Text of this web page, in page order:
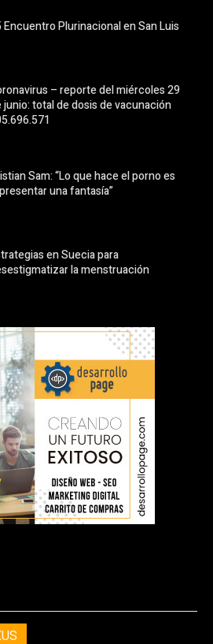
Encuentro Plurinacional en San Luis
– reporte del miércoles 29
junio: total de dosis de vacunación
Sam: “Lo que hace el porno es
una fantasía”
en Suecia para
la menstruación